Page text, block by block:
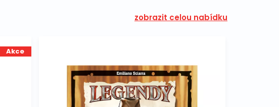
zobrazit celou nabídku
Akce